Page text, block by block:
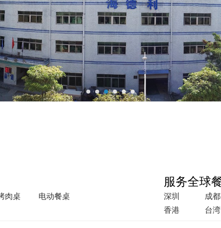
肉桌 电动餐桌
服务全球
深圳
成都
香港
台湾